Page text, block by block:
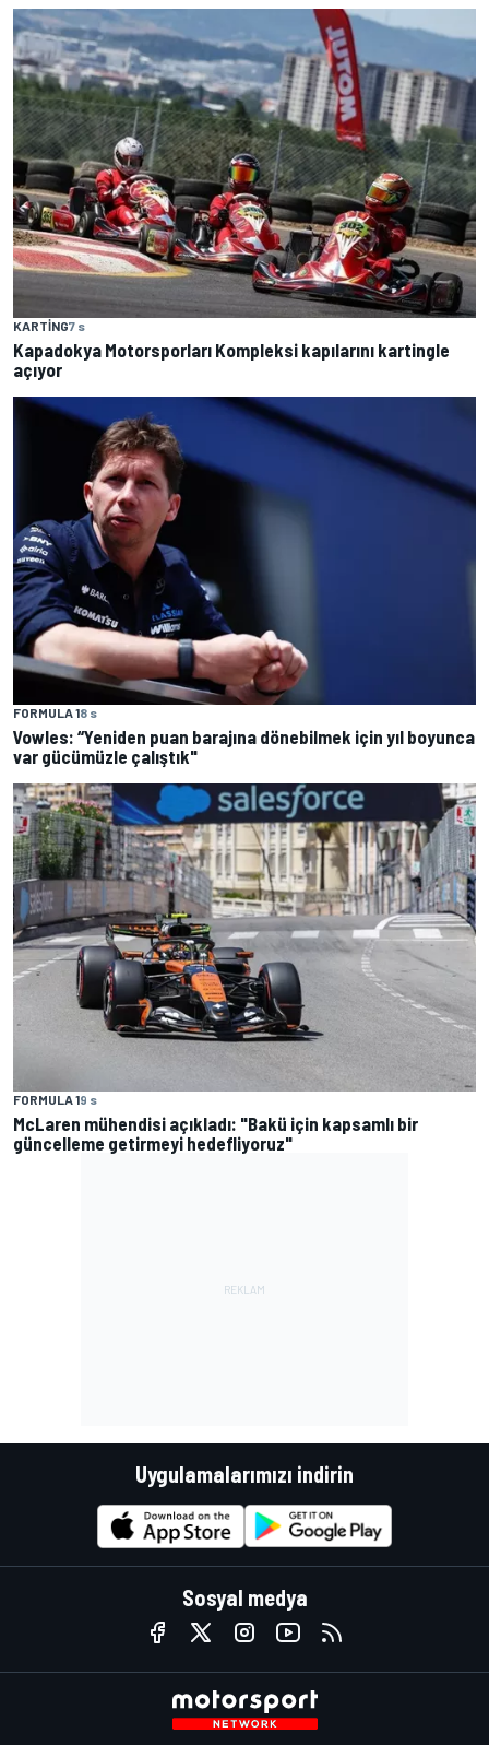
KARTING7 s
Kapadokya Motorsporları Kompleksi kapılarını kartingle
açıyor
FORMULA 18 s
Vowles: “Yeniden puan barajına dönebilmek için yıl boyunca
var gücümüzle çalıştık"
FORMULA 19 s
McLaren mühendisi açıkladı: "Bakü için kapsamlı bir
güncelleme getirmeyi hedefliyoruz"
Uygulamalarımızı indirin
Sosyal medya